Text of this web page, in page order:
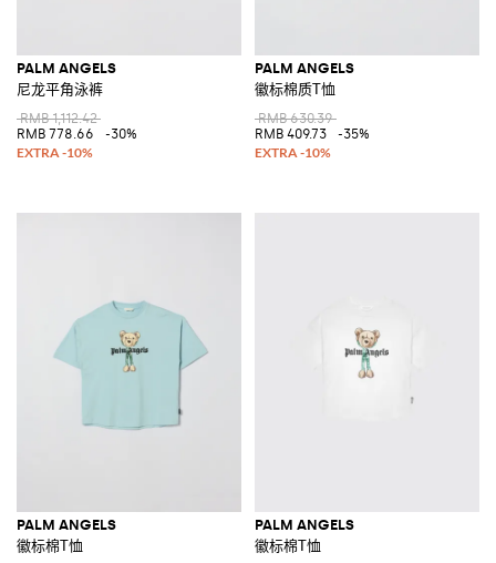
PALM ANGELS
尼龙平角泳裤
RMB 1,112.42
RMB 778.66
-30%
PALM ANGELS
徽标棉质T恤
RMB 630.39
RMB 409.73
-35%
PALM ANGELS
徽标棉T恤
PALM ANGELS
徽标棉T恤